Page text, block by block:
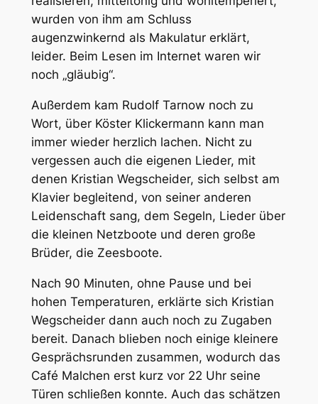
wurden von ihm am Schluss
augenzwinkernd als Makulatur erklärt,
leider. Beim Lesen im Internet waren wir
noch „gläubig“.
Außerdem kam Rudolf Tarnow noch zu
Wort, über Köster Klickermann kann man
immer wieder herzlich lachen. Nicht zu
vergessen auch die eigenen Lieder, mit
denen Kristian Wegscheider, sich selbst am
Klavier begleitend, von seiner anderen
Leidenschaft sang, dem Segeln, Lieder über
die kleinen Netzboote und deren große
Brüder, die Zeesboote.
Nach 90 Minuten, ohne Pause und bei
hohen Temperaturen, erklärte sich Kristian
Wegscheider dann auch noch zu Zugaben
bereit. Danach blieben noch einige kleinere
Gesprächsrunden zusammen, wodurch das
Café Malchen erst kurz vor 22 Uhr seine
Türen schließen konnte. Auch das schätzen